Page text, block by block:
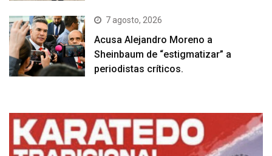
7 agosto, 2026
Acusa Alejandro Moreno a
Sheinbaum de “estigmatizar” a
periodistas críticos.